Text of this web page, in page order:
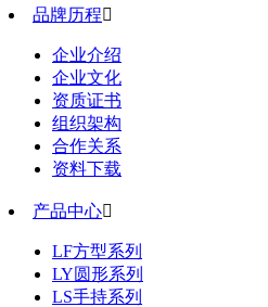
品牌历程
企业介绍
企业文化
资质证书
组织架构
合作关系
资料下载
产品中心
LF方型系列
LY圆形系列
LS手持系列